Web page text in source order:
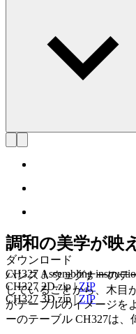
ダウンロード
CH327 Assembling
CH327 2D.zip|ZIP
CH327 3D.zip|ZIP
調和の美学が映
ハンス J. ウェグナーのテ
していることから、木目
がテーブルのイメージを
ーのテーブル CH327は